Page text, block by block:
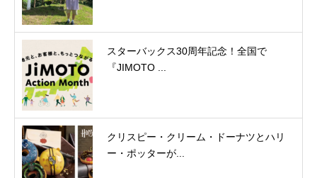
スターバックス30周年記念！全国で
『JIMOTO ...
クリスピー・クリーム・ドーナツとハリ
ー・ポッターが...